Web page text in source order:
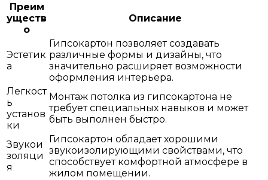
Преим
уществ
о
Описание
Эстетик
а
Гипсокартон позволяет создавать
различные формы и дизайны, что
значительно расширяет возможности
оформления интерьера.
Легкост
ь
установ
ки
Монтаж потолка из гипсокартона не
требует специальных навыков и может
быть выполнен быстро.
Звукои
золяци
я
Гипсокартон обладает хорошими
звукоизолирующими свойствами, что
способствует комфортной атмосфере в
жилом помещении.